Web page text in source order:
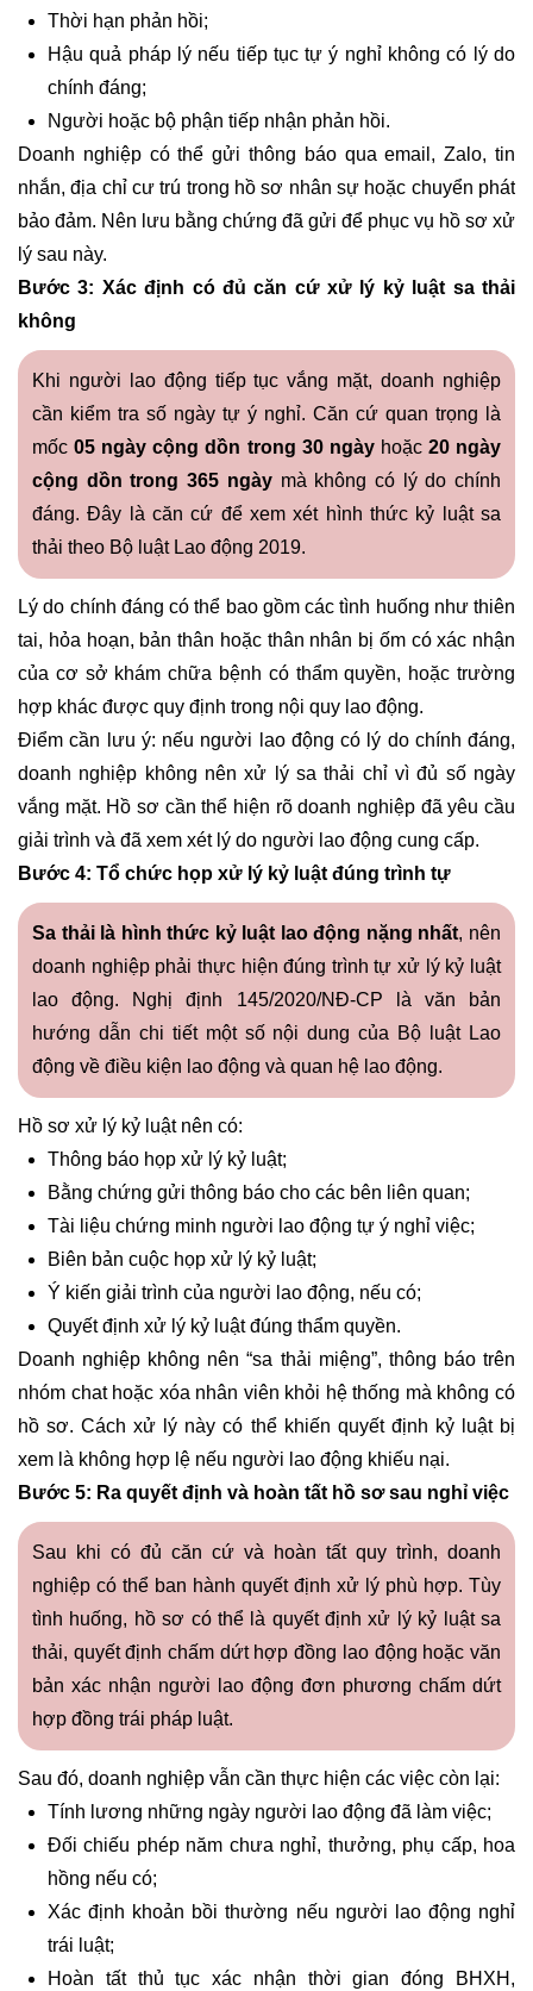
Thời hạn phản hồi;
Hậu quả pháp lý nếu tiếp tục tự ý nghỉ không có lý do
chính đáng;
Người hoặc bộ phận tiếp nhận phản hồi.
Doanh nghiệp có thể gửi thông báo qua email, Zalo, tin
nhắn, địa chỉ cư trú trong hồ sơ nhân sự hoặc chuyển phát
bảo đảm. Nên lưu bằng chứng đã gửi để phục vụ hồ sơ xử
lý sau này.
Bước 3: Xác định có đủ căn cứ xử lý kỷ luật sa thải
không
Khi người lao động tiếp tục vắng mặt, doanh nghiệp
cần kiểm tra số ngày tự ý nghỉ. Căn cứ quan trọng là
mốc05 ngày cộng dồn trong 30 ngàyhoặc 20 ngày
cộng dồn trong 365 ngàymà không có lý do chính
đáng. Đây là căn cứ để xem xét hình thức kỷ luật sa
thải theo Bộ luật Lao động 2019.
Lý do chính đáng có thể bao gồm các tình huống như thiên
tai, hỏa hoạn, bản thân hoặc thân nhân bị ốm có xác nhận
của cơ sở khám chữa bệnh có thẩm quyền, hoặc trường
hợp khác được quy định trong nội quy lao động.
Điểm cần lưu ý: nếu người lao động có lý do chính đáng,
doanh nghiệp không nên xử lý sa thải chỉ vì đủ số ngày
vắng mặt. Hồ sơ cần thể hiện rõ doanh nghiệp đã yêu cầu
giải trình và đã xem xét lý do người lao động cung cấp.
Bước 4: Tổ chức họp xử lý kỷ luật đúng trình tự
Sa thải là hình thức kỷ luật lao động nặng nhất, nên
doanh nghiệp phải thực hiện đúng trình tự xử lý kỷ luật
lao động. Nghị định 145/2020/NĐ-CP là văn bản
hướng dẫn chi tiết một số nội dung của Bộ luật Lao
động về điều kiện lao động và quan hệ lao động.
Hồ sơ xử lý kỷ luật nên có:
Thông báo họp xử lý kỷ luật;
Bằng chứng gửi thông báo cho các bên liên quan;
Tài liệu chứng minh người lao động tự ý nghỉ việc;
Biên bản cuộc họp xử lý kỷ luật;
Ý kiến giải trình của người lao động, nếu có;
Quyết định xử lý kỷ luật đúng thẩm quyền.
Doanh nghiệp không nên “sa thải miệng”, thông báo trên
nhóm chat hoặc xóa nhân viên khỏi hệ thống mà không có
hồ sơ. Cách xử lý này có thể khiến quyết định kỷ luật bị
xem là không hợp lệ nếu người lao động khiếu nại.
Bước 5: Ra quyết định và hoàn tất hồ sơ sau nghỉ việc
Sau khi có đủ căn cứ và hoàn tất quy trình, doanh
nghiệp có thể ban hành quyết định xử lý phù hợp. Tùy
tình huống, hồ sơ có thể là quyết định xử lý kỷ luật sa
thải, quyết định chấm dứt hợp đồng lao động hoặc văn
bản xác nhận người lao động đơn phương chấm dứt
hợp đồng trái pháp luật.
Sau đó, doanh nghiệp vẫn cần thực hiện các việc còn lại:
Tính lương những ngày người lao động đã làm việc;
Đối chiếu phép năm chưa nghỉ, thưởng, phụ cấp, hoa
hồng nếu có;
Xác định khoản bồi thường nếu người lao động nghỉ
trái luật;
Hoàn tất thủ tục xác nhận thời gian đóng BHXH,